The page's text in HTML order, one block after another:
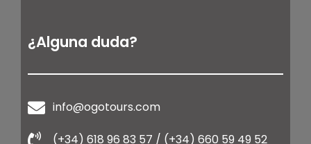
¿Alguna duda?
info@ogotours.com
(+34) 618 96 83 57 / (+34) 660 59 49 52